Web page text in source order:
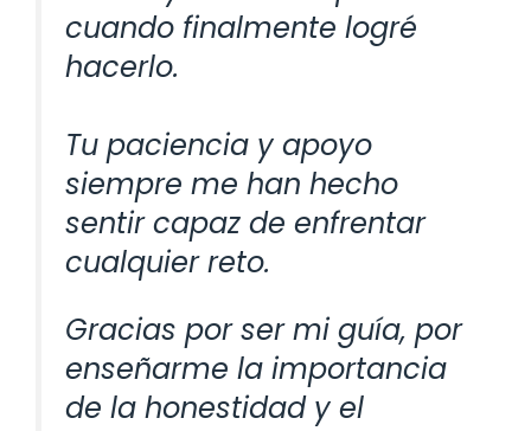
cuando finalmente logré
hacerlo.
Tu paciencia y apoyo
siempre me han hecho
sentir capaz de enfrentar
cualquier reto.
Gracias por ser mi guía, por
enseñarme la importancia
de la honestidad y el